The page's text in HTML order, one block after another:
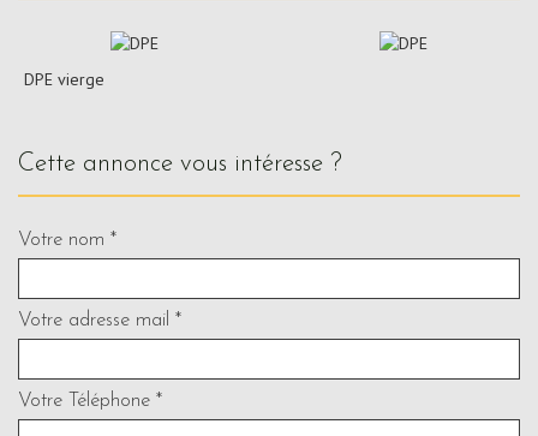
DPE vierge
cette annonce vous intéresse ?
Votre nom *
Votre adresse mail *
Votre Téléphone *